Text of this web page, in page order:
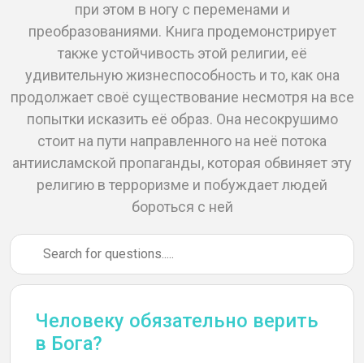
при этом в ногу с переменами и
преобразованиями. Книга продемонстрирует
также устойчивость этой религии, её
удивительную жизнеспособность и то, как она
продолжает своё существование несмотря на все
попытки исказить её образ. Она несокрушимо
стоит на пути направленного на неё потока
антиисламской пропаганды, которая обвиняет эту
религию в терроризме и побуждает людей
бороться с ней
Человеку обязательно верить
в Бога?